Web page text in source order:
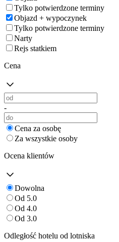
Tylko potwierdzone terminy
Objazd + wypoczynek
Tylko potwierdzone terminy
Narty
Rejs statkiem
Cena
-
Cena za osobę
Za wszystkie osoby
Ocena klientów
Dowolna
Od 5.0
Od 4.0
Od 3.0
Odległość hotelu od lotniska